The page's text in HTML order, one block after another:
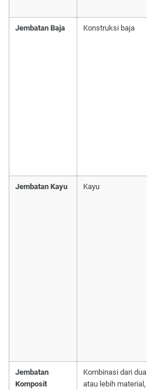
Jembatan Baja
Konstruksi baja
Jembatan Kayu
Kayu
Jembatan
Komposit
Kombinasi dari dua
atau lebih material,